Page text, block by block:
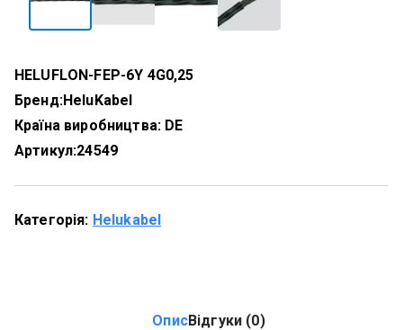
HELUFLON-FEP-6Y 4G0,25
Бренд:HeluKabel
Країна виробництва: DE
Артикул:24549
Категорія: Helukabel
ОписВідгуки (0)